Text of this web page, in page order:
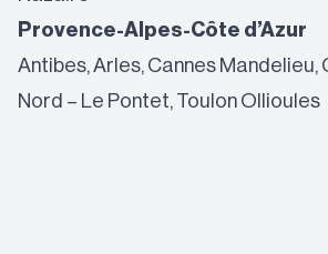
Provence-Alpes-Côte d’Azur
Antibes, Arles, Cannes Mandelieu,
Nord – Le Pontet, Toulon Ollioules